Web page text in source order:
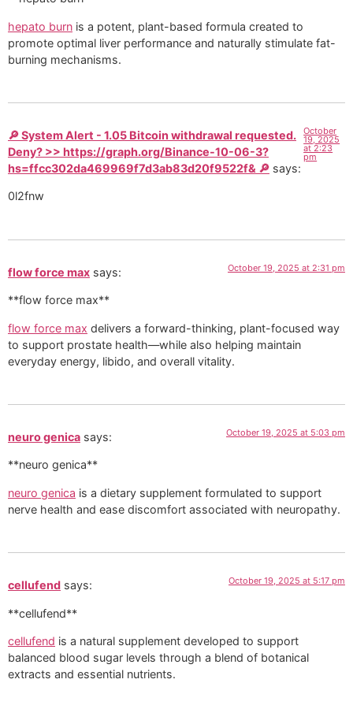
hepato burn is a potent, plant-based formula created to
promote optimal liver performance and naturally stimulate fat-
burning mechanisms.
🔎 System Alert - 1.05 Bitcoin withdrawal requested.
Deny? >> https://graph.org/Binance-10-06-3?
hs=ffcc302da469969f7d3ab83d20f9522f& 🔎 says:
October
19, 2025
at 2:23
pm
0l2fnw
flow force max says: October 19, 2025 at 2:31 pm
**flow force max**
flow force max delivers a forward-thinking, plant-focused way
to support prostate health—while also helping maintain
everyday energy, libido, and overall vitality.
neuro genica says: October 19, 2025 at 5:03 pm
**neuro genica**
neuro genica is a dietary supplement formulated to support
nerve health and ease discomfort associated with neuropathy.
cellufend says: October 19, 2025 at 5:17 pm
**cellufend**
cellufend is a natural supplement developed to support
balanced blood sugar levels through a blend of botanical
extracts and essential nutrients.